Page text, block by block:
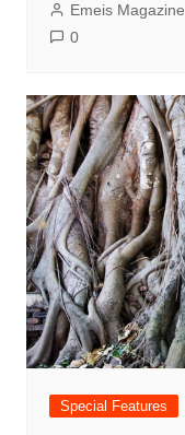
Emeis Magazine
0
Special Features